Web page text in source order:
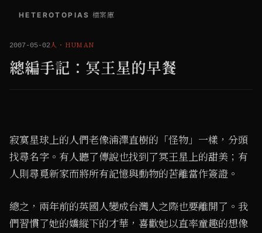
HETEROTOPIAS 檔案庫
2007-05-02人 ・ HUMAN
總編手記：冥王星的早餐
寂寞星球上的人們老像浦澤直樹的「怪物」一樣，分頭
找尋名字。有人聽了傳說也找到了冥王星上的甜美；有
人則尋覓新家而將所有記憶與動物的苦離當作簽證。
總之，兩年前的英國人變成台灣人之際也要離開了。我
們習慣了她的嬌縱下的才華，喜歡她以直率童趣的想像